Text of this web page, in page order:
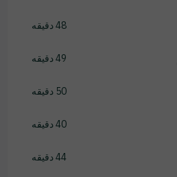
48 دقیقه
49 دقیقه
50 دقیقه
40 دقیقه
44 دقیقه